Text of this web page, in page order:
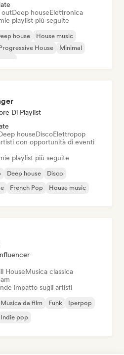
outDeep houseElettronica
playlist più seguite
house
House music
House
Minimal
Di Playlist
houseDiscoElettropop
con opportunità di eventi
playlist più seguite
Deep house
Disco
French Pop House music
HouseMusica classica
impatto sugli artisti
Musica da film Funk
Iperpop
Indie pop